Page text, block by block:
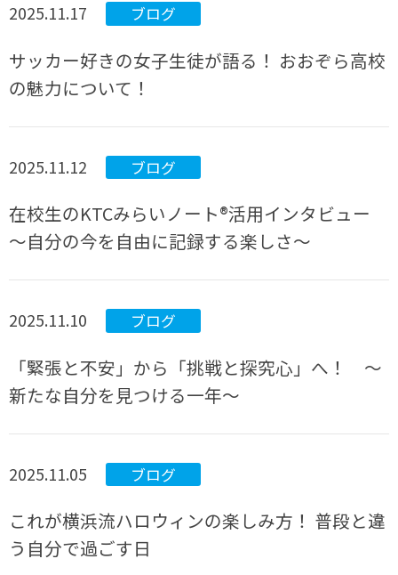
2025.11.17 ブログ
サッカー好きの女子生徒が語る！ おおぞら高校
の魅力について！
2025.11.12 ブログ
在校生のKTCみらいノート®活用インタビュー
～自分の今を自由に記録する楽しさ～
2025.11.10 ブログ
「緊張と不安」から「挑戦と探究心」へ！ ～
新たな自分を見つける一年～
2025.11.05 ブログ
これが横浜流ハロウィンの楽しみ方！ 普段と違
う自分で過ごす日